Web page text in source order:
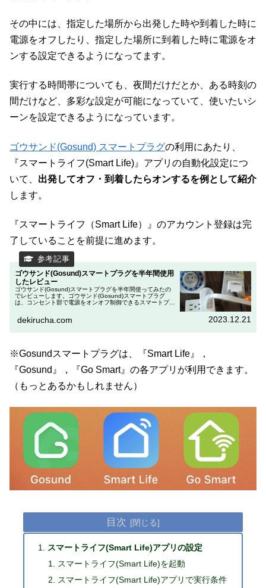
その中には、指定した場所から出発した時や到着した時に
電源をオフしたり、指定した場所に到着した時に電源をオ
ンする設定できるようになってます。
実行する時間帯についても、夜間だけだとか、ある時刻の
間だけなど、多彩な設定が可能になっていて、使いたいシ
ーンを設定できるようになっています。
ゴウサンド(Gosund) スマートプラグの利用にあたり、
『スマートライフ(Smart Life)』アプリの自動化設定につ
いて、 出発してオフ・到着したらオンするを例として紹介
します。
『スマートライフ（Smart Life）』のアカウント登録は完
了していることを前提に進めます。
ゴウサンド(Gosund)スマートプラグを半年間使用
したレビュー
ゴウサンド(Gosund)スマートプラグを半年間使ってみたの
でレビューします。ゴウサンド(Gosund)スマートプラグ
は、コンセント部で電源をオンオフ制御できるスマートプラ
dekirucha.com 2023.12.21
※Gosundスマートプラグは、『Smart Life』，
『Gosund』，『Go Smart』の各アプリが利用できます。
（もっとあるかもしれません）
目次
スマートライフ(Smart Life)アプリの設定
スマートライフ(Smart Life)を起動
スマートライフ(Smart Life)アプリで実行条件